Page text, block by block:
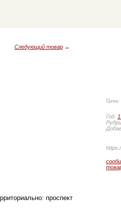
Следующий товар →
проспект
Цена:
Год: